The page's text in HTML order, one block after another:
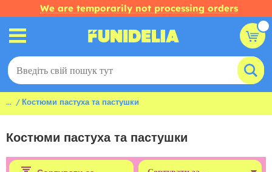
We are temporarily not processing orders
... Костюми пастуха та пастушки
Костюми пастуха та пастушки